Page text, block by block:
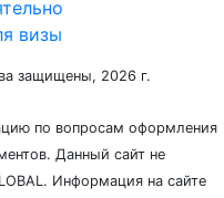
визы
защищены, 2026 г.
по вопросам оформления
Данный сайт не
Информация на сайте